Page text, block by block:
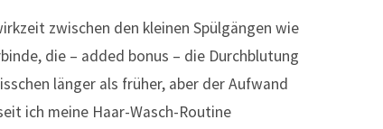
zwischen den kleinen Spülgängen wie
die – added bonus – die Durchblutung
länger als früher, aber der Aufwand
ich meine Haar-Wasch-Routine